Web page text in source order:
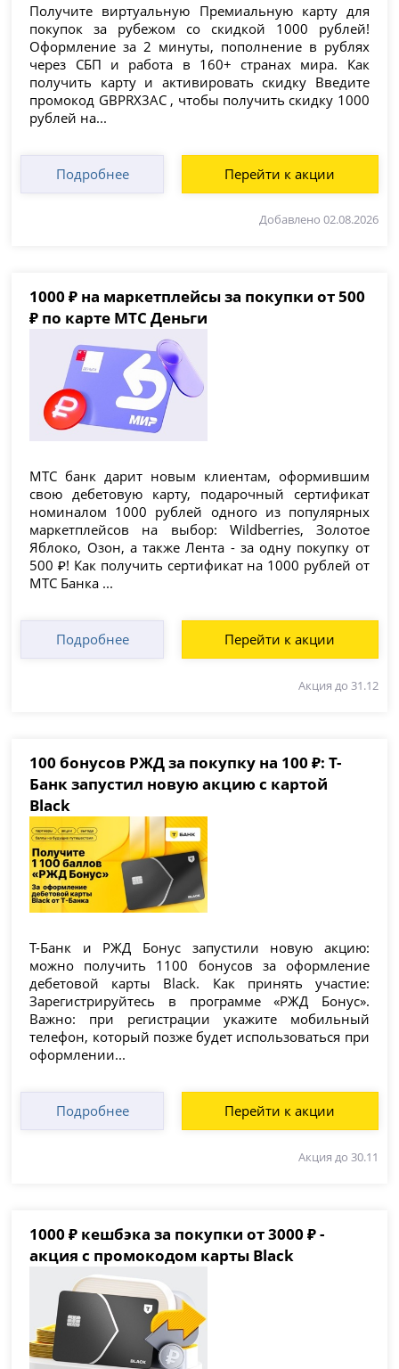
Получите виртуальную Премиальную карту для
покупок за рубежом со скидкой 1000 рублей!
Оформление за 2 минуты, пополнение в рублях
через СБП и работа в 160+ странах мира. Как
получить карту и активировать скидку Введите
промокод GBPRX3AC , чтобы получить скидку 1000
рублей на...
Подробнее Перейти к акции
Добавлено 02.08.2026
1000 ₽ на маркетплейсы за покупки от 500
₽ по карте МТС Деньги
МТС банк дарит новым клиентам, оформившим
свою дебетовую карту, подарочный сертификат
номиналом 1000 рублей одного из популярных
маркетплейсов на выбор: Wildberries, Золотое
Яблоко, Озон, а также Лента - за одну покупку от
500 ₽! Как получить сертификат на 1000 рублей от
МТС Банка ...
Подробнее Перейти к акции
Акция до 31.12
100 бонусов РЖД за покупку на 100 ₽: Т-
Банк запустил новую акцию с картой
Black
Т-Банк и РЖД Бонус запустили новую акцию:
можно получить 1100 бонусов за оформление
дебетовой карты Black. Как принять участие:
Зарегистрируйтесь в программе «РЖД Бонус».
Важно: при регистрации укажите мобильный
телефон, который позже будет использоваться при
оформлении...
Подробнее Перейти к акции
Акция до 30.11
1000 ₽ кешбэка за покупки от 3000 ₽ -
акция с промокодом карты Black